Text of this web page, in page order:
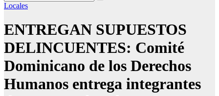
Locales
ENTREGAN SUPUESTOS
DELINCUENTES: Comité
Dominicano de los Derechos
Humanos entrega integrantes